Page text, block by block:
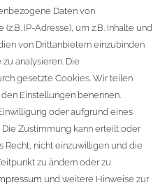
Daten von
IP-Adresse), um z.B. Inhalte und
von Drittanbietern einzubinden
analysieren. Die
gesetzte Cookies. Wir teilen
Einstellungen benennen.
oder aufgrund eines
Zustimmung kann erteilt oder
Recht, nicht einzuwilligen und die
zu ändern oder zu
und weitere Hinweise zur